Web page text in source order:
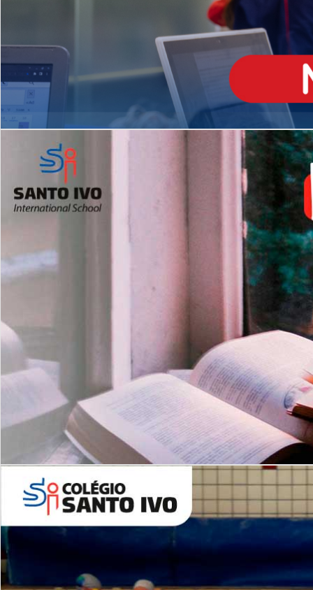
Matrículas Abertas 2026
Leituras Literárias
MÉDIO
igh School
Dupla Diplomação
2º AO 5º ANO FUNDAMENTAL
es
Com imersão Bilingue - Anos
Finais
6º AO 9º ANO FUNDAMENTAL
Inglês: Turmas Reduzidas
(Proficiência)
ALUNOS NOVOS
Entre em Contato